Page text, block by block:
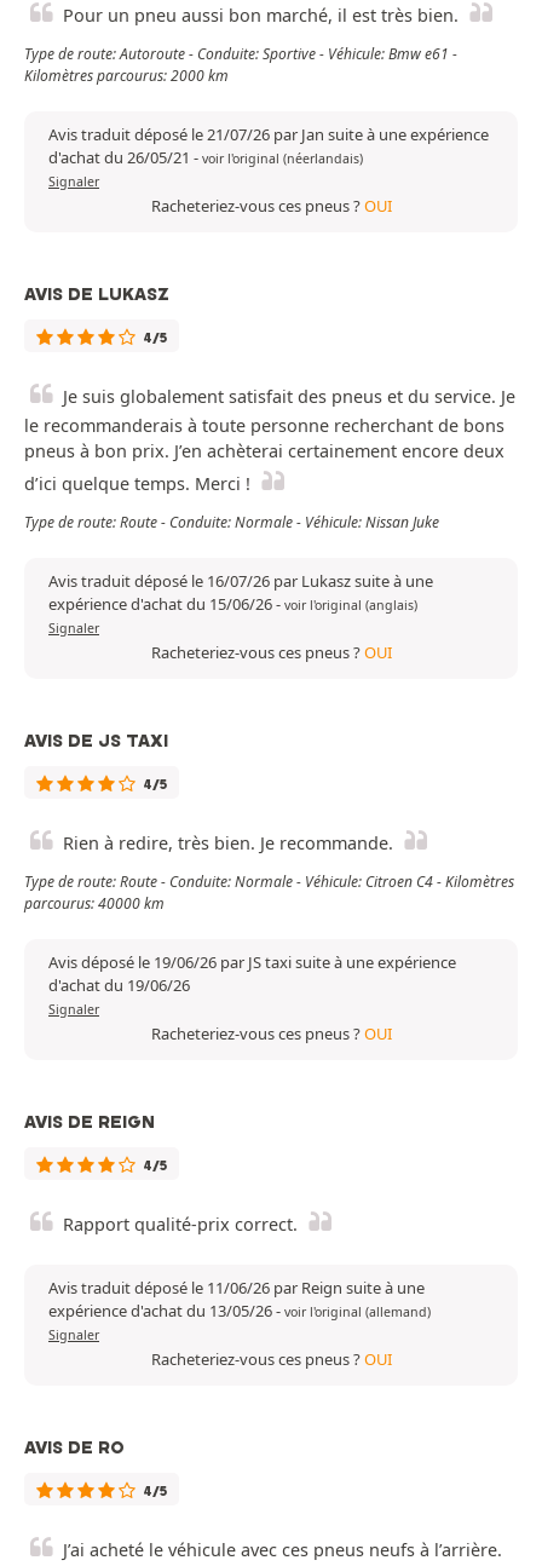
Pour un pneu aussi bon marché, il est très bien.
Type de route: Autoroute - Conduite: Sportive - Véhicule: Bmw e61 -
Kilomètres parcourus: 2000 km
Avis traduit déposé le 21/07/26 par Jan suite à une expérience
d'achat du 26/05/21 - voir l'original (néerlandais)
Signaler
Racheteriez-vous ces pneus ?OUI
AVIS DE LUKASZ
4/5
Je suis globalement satisfait des pneus et du service. Je
le recommanderais à toute personne recherchant de bons
pneus à bon prix. J’en achèterai certainement encore deux
d’ici quelque temps. Merci !
Type de route: Route - Conduite: Normale - Véhicule: Nissan Juke
Avis traduit déposé le 16/07/26 par Lukasz suite à une
expérience d'achat du 15/06/26- voir l'original (anglais)
Signaler
Racheteriez-vous ces pneus ?OUI
AVIS DE JS TAXI
4/5
Rien à redire, très bien. Je recommande.
Type de route: Route - Conduite: Normale - Véhicule: Citroen C4 - Kilomètres
parcourus: 40000 km
Avis déposé le 19/06/26 par JS taxi suite à une expérience
d'achat du 19/06/26
Signaler
Racheteriez-vous ces pneus ?OUI
AVIS DE REIGN
4/5
Rapport qualité-prix correct.
Avis traduit déposé le 11/06/26 par Reign suite à une
expérience d'achat du 13/05/26- voir l'original (allemand)
Signaler
Racheteriez-vous ces pneus ?OUI
AVIS DE RO
4/5
J’ai acheté le véhicule avec ces pneus neufs à l’arrière.